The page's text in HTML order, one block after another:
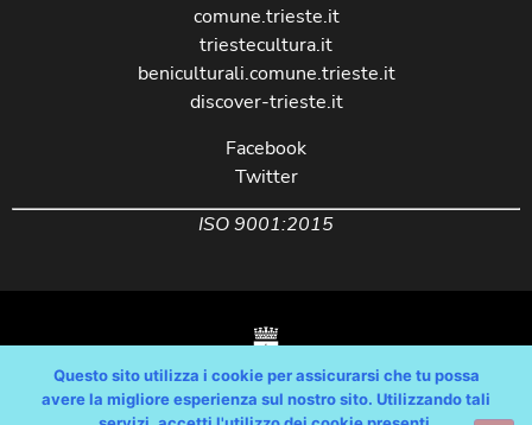
comune.trieste.it
triestecultura.it
beniculturali.comune.trieste.it
discover-trieste.it
Facebook
Twitter
ISO 9001:2015
Questo sito utilizza i cookie per assicurarsi che tu possa
avere la migliore esperienza sul nostro sito. Utilizzando tali